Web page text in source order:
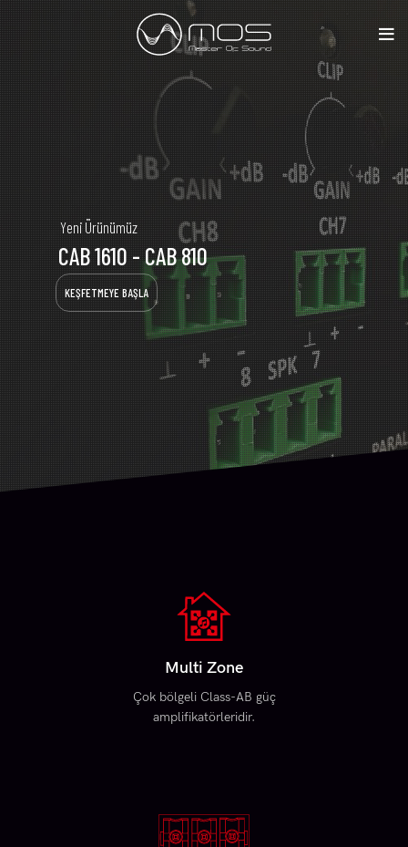
Yeni Ürünümüz
CAB 1610 - CAB 810
KEŞFETMEYE BAŞLA
Multi Zone
Çok bölgeli Class-AB güç
amplifikatörleridir.